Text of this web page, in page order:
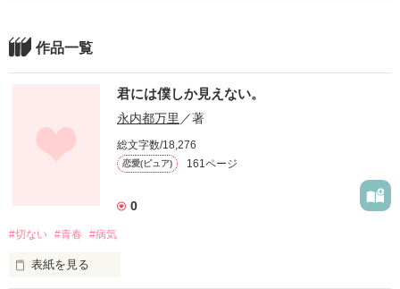
作品一覧
君には僕しか見えない。
永内都万里 ／著
総文字数/18,276
恋愛(ピュア) 161ページ
0
#切ない #青春 #病気
表紙を見る